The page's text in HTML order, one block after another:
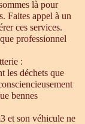
là pour
Faites appel à un
ces services.
professionnel
:
les déchets que
bennes
et son véhicule ne